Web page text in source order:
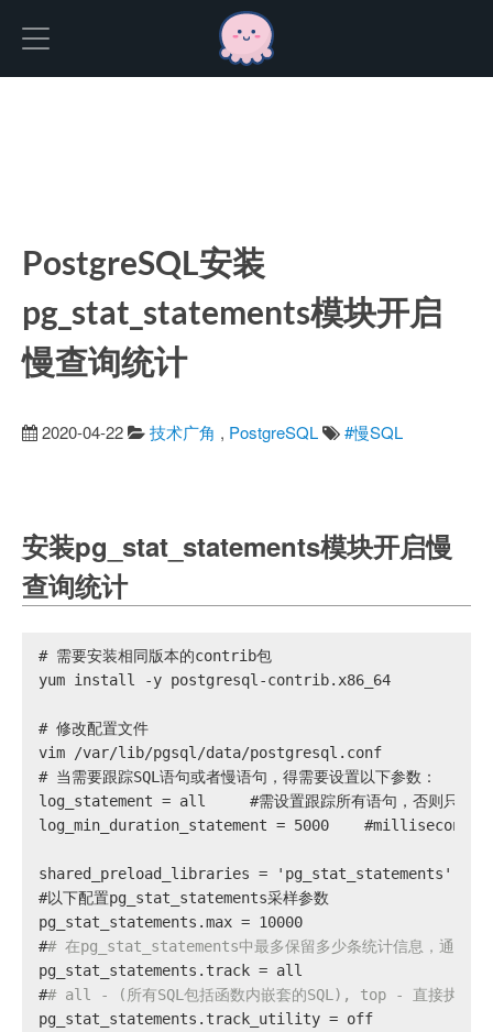
PostgreSQL安装
pg_stat_statements模块开启
慢查询统计
2020-04-22 技术广角 , PostgreSQL #慢SQL
安装pg_stat_statements模块开启慢
查询统计
# 需要安装相同版本的contrib包
yum install -y postgresql-contrib.x86_64
# 修改配置文件
vim /var/lib/pgsql/data/postgresql.conf
# 当需要跟踪SQL语句或者慢语句，得需要设置以下参数：
log_statement = all     #需设置跟踪所有语句，否则只能跟
log_min_duration_statement = 5000    #milliseconds,记
shared_preload_libraries = 'pg_stat_statements'
#以下配置pg_stat_statements采样参数
pg_stat_statements.max = 10000
## 在pg_stat_statements中最多保留多少条统计信息，通过
pg_stat_statements.track = all
## all - (所有SQL包括函数内嵌套的SQL), top - 直接执行
pg_stat_statements.track_utility = off